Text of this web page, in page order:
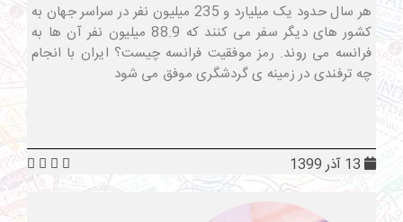
هر سال حدود یک میلیارد و 235 میلیون نفر در سراسر جهان به
کشور های دیگر سفر می کنند که 88.9 میلیون نفر آن ها به
فرانسه می روند. رمز موفقیت فرانسه چیست؟ ایران با انجام
چه ترفندی در زمینه ی گردشگری موفق می شود